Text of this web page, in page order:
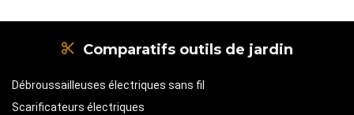
Comparatifs outils de jardin
Débroussailleuses électriques sans fil
Scarificateurs électriques